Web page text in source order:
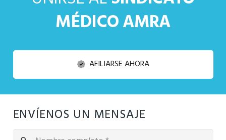
MÉDICO AMRA
AFILIARSE AHORA
ENVÍENOS UN MENSAJE